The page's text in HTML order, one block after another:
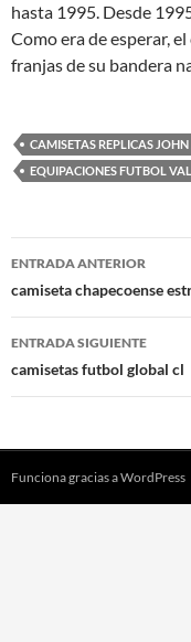
hasta 1995. Desde
Como era de esperar,
franjas de su bandera
CAMISETAS REPLICAS
EQUIPACIONES FUTBOL
Navegación
de
entradas
ENTRADA ANTERIOR
camiseta chapecoense
ENTRADA SIGUIENTE
camisetas futbol global cl
Funciona gracias a WordPress